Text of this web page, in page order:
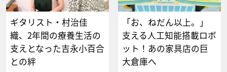
ギタリスト・村治佳
織、2年間の療養生活の
支えとなった吉永小百合
との絆
「お、ねだん以上。」
支える人工知能搭載ロボ
ット！あの家具店の巨
大倉庫へ